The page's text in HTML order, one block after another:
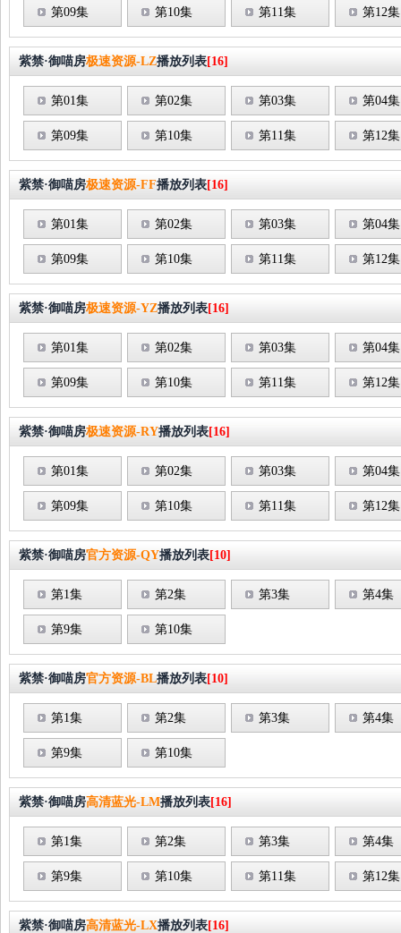
第09集 第10集 第11集 第12集
紫禁·御喵房极速资源-LZ播放列表[16]
第01集 第02集 第03集 第04集
第09集 第10集 第11集 第12集
紫禁·御喵房极速资源-FF播放列表[16]
第01集 第02集 第03集 第04集
第09集 第10集 第11集 第12集
紫禁·御喵房极速资源-YZ播放列表[16]
第01集 第02集 第03集 第04集
第09集 第10集 第11集 第12集
紫禁·御喵房极速资源-RY播放列表[16]
第01集 第02集 第03集 第04集
第09集 第10集 第11集 第12集
紫禁·御喵房官方资源-QY播放列表[10]
第1集 第2集 第3集 第4集
第9集 第10集
紫禁·御喵房官方资源-BL播放列表[10]
第1集 第2集 第3集 第4集
第9集 第10集
紫禁·御喵房高清蓝光-LM播放列表[16]
第1集 第2集 第3集 第4集
第9集 第10集 第11集 第12集
紫禁·御喵房高清蓝光-LX播放列表[16]